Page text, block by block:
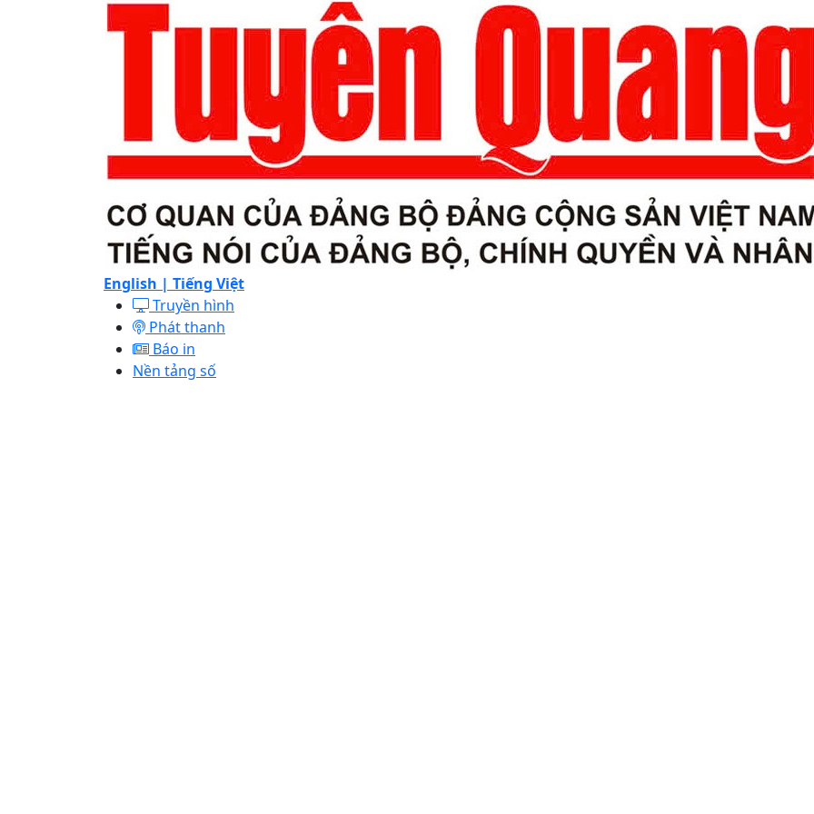
English | Tiếng Việt
Truyền hình
Phát thanh
Báo in
Nền tảng số